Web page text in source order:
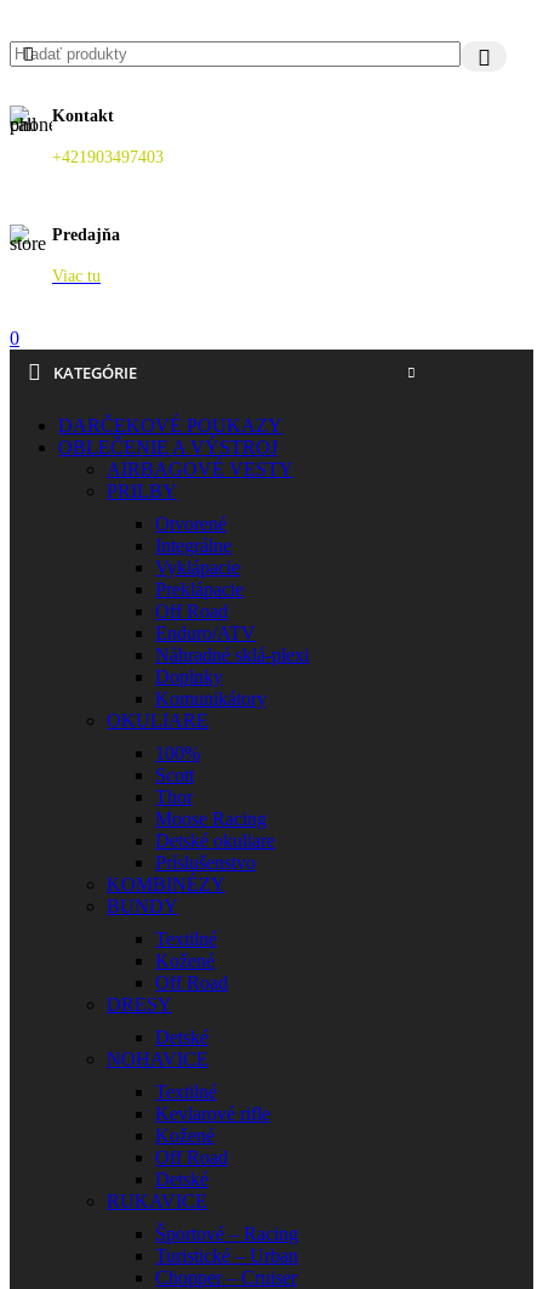
Kontakt
+421903497403
Predajňa
Viac tu
0
KATEGÓRIE
DARČEKOVÉ POUKAZY
OBLEČENIE A VÝSTROJ
AIRBAGOVÉ VESTY
PRILBY
Otvorené
Integrálne
Vyklápacie
Preklápacie
Off Road
Enduro/ATV
Náhradné sklá-plexi
Doplnky
Komunikátory
OKULIARE
100%
Scott
Thor
Moose Racing
Detské okuliare
Príslušenstvo
KOMBINÉZY
BUNDY
Textilné
Kožené
Off Road
DRESY
Detské
NOHAVICE
Textilné
Kevlarové rifle
Kožené
Off Road
Detské
RUKAVICE
Športové – Racing
Turistické – Urban
Chopper – Cruiser